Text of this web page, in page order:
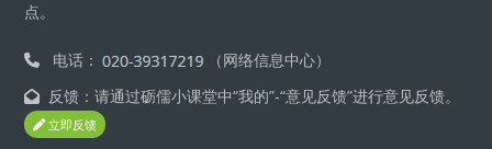
点。
电话：
（网络信息中心）
反馈：请通过砺儒小课堂中“我的”-“意见反馈”进行意见反馈。
立即反馈